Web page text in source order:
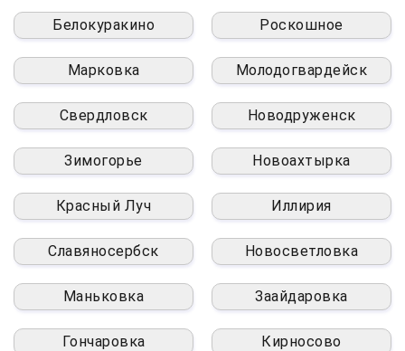
Белокуракино Роскошное
Марковка Молодогвардейск
Свердловск Новодруженск
Зимогорье Новоахтырка
Красный Луч Иллирия
Славяносербск Новосветловка
Маньковка Заайдаровка
Гончаровка Кирносово